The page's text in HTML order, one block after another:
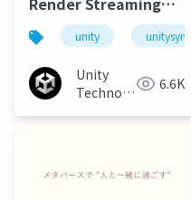
組み替えた
unity unitysync
Unity
Technologies 6.6K